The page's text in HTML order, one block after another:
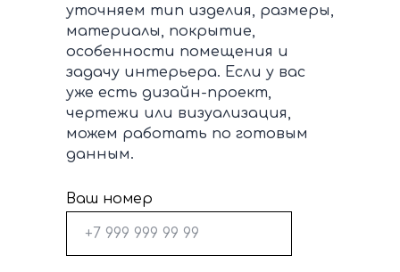
уточняем тип изделия, размеры,
материалы, покрытие,
особенности помещения и
задачу интерьера. Если у вас
уже есть дизайн-проект,
чертежи или визуализация,
можем работать по готовым
данным.
Ваш номер